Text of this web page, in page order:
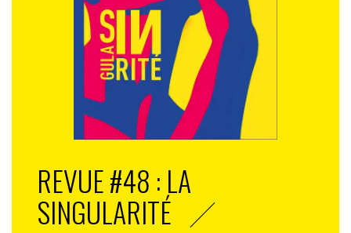
REVUE #48 : LA
SINGULARITÉ